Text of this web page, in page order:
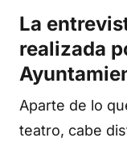
La
realizada
Aparte de lo
teatro, cabe